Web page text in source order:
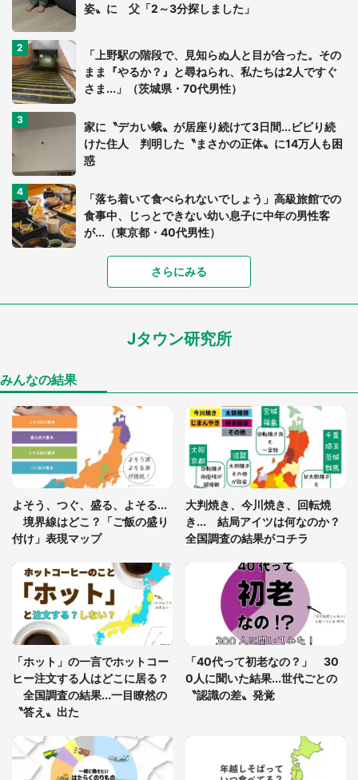
姿〟に 父「2～3分探しました」
「上野駅の階段で、見知らぬ人と目が合った。その
まま『やるか？』と尋ねられ、私たちは2人ですぐ
さま...」（茨城県・70代男性）
家に〝デカい蛾〟が居座り続けて3日間...ビビり続
けた住人 判明した〝まさかの正体〟に14万人も困
惑
「落ち着いて食べられないでしょう」高級旅館での
食事中、じっとできない幼い息子に中年の男性客
が...（東京都・40代男性）
「富豪すぎ」1歳息子の〝店頭駄々こね〟の内容に1.
7万人驚がく 「お菓子売り場ならまだしも...」「ハ
ードル高い」
あまりにも四角すぎる猫、激写される 「これもう
「閉所恐怖症の私は新幹線で大パニック。隣席の青
年に『手を繋いで』とお願いしたら...」 体験談に
8万人感動
グっちゃってた〝野生の野菜〟に6.5万人戦慄
「○○がない街に住んでいます」住人の呟きに30万
人驚がく 何が存在しないか、あなたはわかる？
「修学旅行に途中参加する娘を送って行ったら、真
っ暗な道で遭難状態。なんとか見つけた民家に助け
を求めると、住人の男性が...」
さらにみる
Jタウン研究所
みんなの結果
よそう、つぐ、盛る、よそる...
境界線はどこ？「ご飯の盛り
付け」表現マップ
大判焼き、今川焼き、回転焼
き... 結局アイツは何なのか？
全国調査の結果がコチラ
「ホット」の一言でホットコー
ヒー注文する人はどこに居る？
全国調査の結果...一目瞭然の
〝答え〟出た
「40代って初老なの？」 30
0人に聞いた結果...世代ごとの
〝認識の差〟発覚